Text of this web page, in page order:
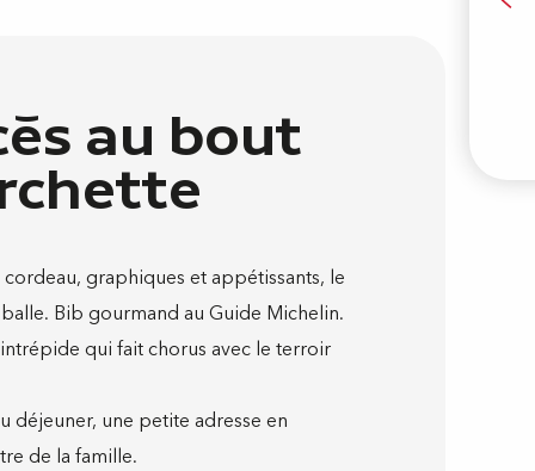
au bout
graphiques et appétissants, le
Bib gourmand au Guide Michelin.
qui fait chorus avec le terroir
déjeuner, une petite adresse en
de la famille.